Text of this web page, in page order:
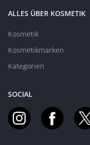
ALLES ÜBER KOSMETIK
Kosmetik
Kosmetikmarken
Kategorien
SOCIAL